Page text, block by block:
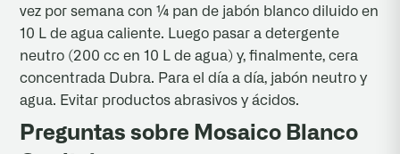
vez por semana con ¼ pan de jabón blanco diluido en
10 L de agua caliente. Luego pasar a detergente
neutro (200 cc en 10 L de agua) y, finalmente, cera
concentrada Dubra. Para el día a día, jabón neutro y
agua. Evitar productos abrasivos y ácidos.
Preguntas sobre Mosaico Blanco